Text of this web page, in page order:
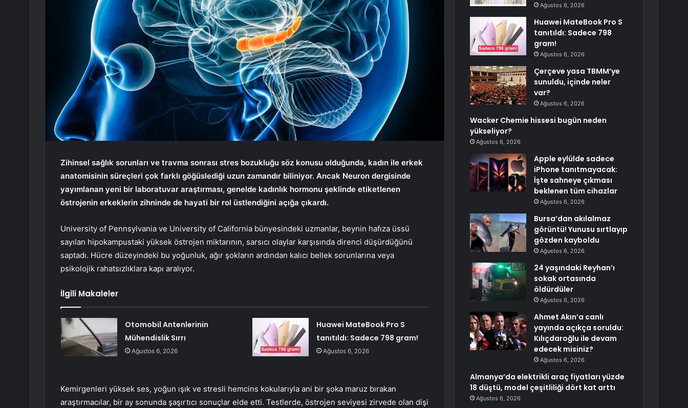
Zihinsel sağlık sorunları ve travma sonrası stres bozukluğu söz konusu olduğunda, kadın ile erkek
anatomisinin süreçleri çok farklı göğüslediği uzun zamandır biliniyor. Ancak Neuron dergisinde
yayımlanan yeni bir laboratuvar araştırması, genelde kadınlık hormonu şeklinde etiketlenen
östrojenin erkeklerin zihninde de hayati bir rol üstlendiğini açığa çıkardı.
University of Pennsylvania ve University of California bünyesindeki uzmanlar, beynin hafıza üssü
sayılan hipokampustaki yüksek östrojen miktarının, sarsıcı olaylar karşısında direnci düşürdüğünü
saptadı. Hücre düzeyindeki bu yoğunluk, ağır şokların ardından kalıcı bellek sorunlarına veya
psikolojik rahatsızlıklara kapı aralıyor.
İlgili Makaleler
Otomobil Antenlerinin
Mühendislik Sırrı
Ağustos 6, 2026
Huawei MateBook Pro S
tanıtıldı: Sadece 798 gram!
Ağustos 6, 2026
Kemirgenleri yüksek ses, yoğun ışık ve stresli hemcins kokularıyla ani bir şoka maruz bırakan
araştırmacılar, bir ay sonunda şaşırtıcı sonuçlar elde etti. Testlerde, östrojen seviyesi zirvede olan dişi
Ağustos 6, 2026
Huawei MateBook Pro S
tanıtıldı: Sadece 798
gram!
Ağustos 6, 2026
Çerçeve yasa TBMM’ye
sunuldu, içinde neler
var?
Ağustos 6, 2026
Wacker Chemie hissesi bugün neden
yükseliyor?
Ağustos 6, 2026
Apple eylülde sadece
iPhone tanıtmayacak:
İşte sahneye çıkması
beklenen tüm cihazlar
Ağustos 6, 2026
Bursa’dan akılalmaz
görüntü! Yunusu sırtlayıp
gözden kayboldu
Ağustos 6, 2026
24 yaşındaki Reyhan’ı
sokak ortasında
öldürdüler
Ağustos 6, 2026
Ahmet Akın’a canlı
yayında açıkça soruldu:
Kılıçdaroğlu ile devam
edecek misiniz?
Ağustos 6, 2026
Almanya’da elektrikli araç fiyatları yüzde
18 düştü, model çeşitliliği dört kat arttı
Ağustos 6, 2026